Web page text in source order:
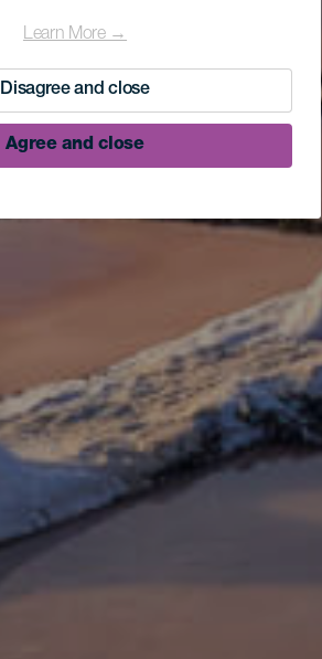
Learn More →
Disagree and close
Agree and close